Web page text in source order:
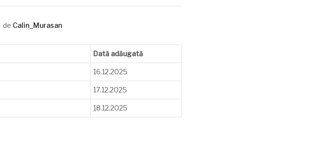
de Calin_Murasan
Dată adăugată
16.12.2025
17.12.2025
18.12.2025